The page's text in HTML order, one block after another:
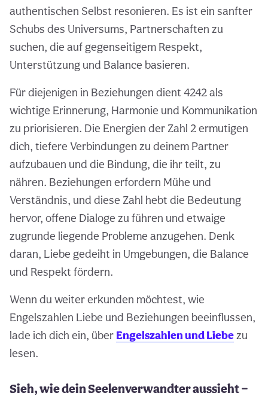
authentischen Selbst resonieren. Es ist ein sanfter
Schubs des Universums, Partnerschaften zu
suchen, die auf gegenseitigem Respekt,
Unterstützung und Balance basieren.
Für diejenigen in Beziehungen dient 4242 als
wichtige Erinnerung, Harmonie und Kommunikation
zu priorisieren. Die Energien der Zahl 2 ermutigen
dich, tiefere Verbindungen zu deinem Partner
aufzubauen und die Bindung, die ihr teilt, zu
nähren. Beziehungen erfordern Mühe und
Verständnis, und diese Zahl hebt die Bedeutung
hervor, offene Dialoge zu führen und etwaige
zugrunde liegende Probleme anzugehen. Denk
daran, Liebe gedeiht in Umgebungen, die Balance
und Respekt fördern.
Wenn du weiter erkunden möchtest, wie
Engelszahlen Liebe und Beziehungen beeinflussen,
lade ich dich ein, über Engelszahlen und Liebezu
lesen.
Sieh, wie dein Seelenverwandter aussieht —